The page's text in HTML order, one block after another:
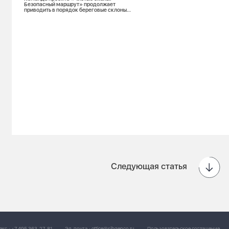
Безопасный маршрут» продолжает
приводить в порядок береговые склоны
Следующая статья